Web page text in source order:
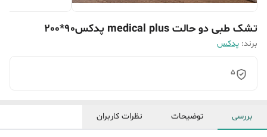
تشک طبی دو حالت medical plus پدکس90*200
برند: پدکس
5
بررسی توضیحات نظرات کاربران